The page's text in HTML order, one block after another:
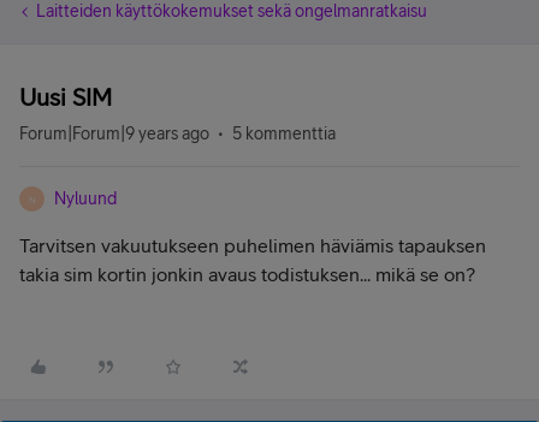
Laitteiden käyttökokemukset sekä ongelmanratkaisu
Uusi SIM
Forum|Forum|9 years ago 5 kommenttia
N Nyluund
Tarvitsen vakuutukseen puhelimen häviämis tapauksen
takia sim kortin jonkin avaus todistuksen... mikä se on?